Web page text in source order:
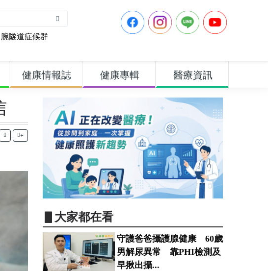
腕隧道症候群
健康情報誌 健康專輯 醫療資訊
+
▋大家都在看
守護爸爸攝護腺健康 60歲
男解尿異常 靠PHI檢測及
早揪出攝...